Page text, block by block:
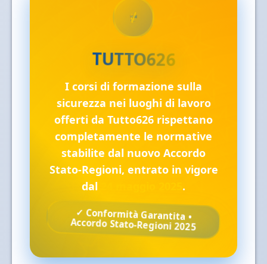
✓
TUTTO626
I corsi di formazione sulla
sicurezza nei luoghi di lavoro
offerti da Tutto626 rispettano
completamente le normative
stabilite dal nuovo Accordo
Stato-Regioni, entrato in vigore
dal
.
✓ Conformità Garantita •
Accordo Stato-Regioni 2025